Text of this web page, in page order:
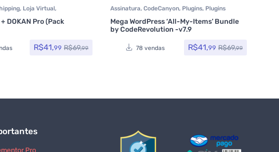
, Loja Virtual,
Plugins
Plugins
DOKAN Pro (Pack
R$41,99 R$69,99
Assinatura, CodeCanyon, Plugins, Plugins
Wocoomerce, Social Media Plugins
Woocommerce
Mega WordPress ‘All-My-Items’ Bundle
by CodeRevolution -v7.9
78 vendas R$41,99 R$69,99